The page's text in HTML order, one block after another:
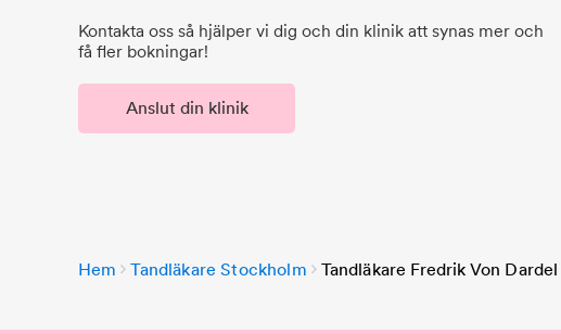
Kontakta oss så hjälper vi dig och din klinik att synas mer och
få fler bokningar!
Anslut din klinik
Hem Tandläkare Stockholm Tandläkare Fredrik Von Dardel